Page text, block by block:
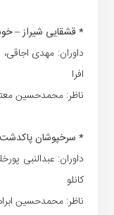
* قشقایی شیراز –
داوران: مهدی
افرا
ناظر: محمدحسین
* سرخپوشان پاکدشت
داوران: عبدالنبی
کانلو
ناظر: محمدحسین